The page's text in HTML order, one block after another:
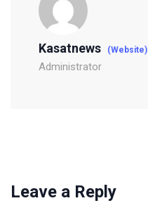
Kasatnews (Website)
Administrator
Leave a Reply